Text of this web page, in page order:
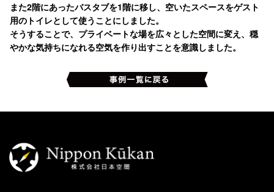
また2階にあったバスタブを1階に移し、空いたスペースをゲスト
用のトイレとして使うことにしました。
そうすることで、プライベートな場を広々とした空間に変え、穏
やかな気持ちになれる空気を作り出すことを意識しました。